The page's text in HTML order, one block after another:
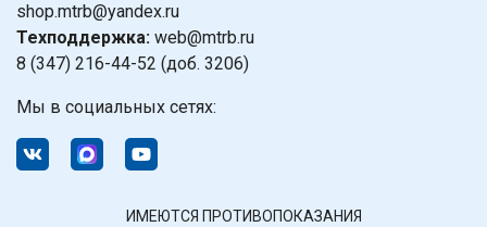
shop.mtrb@yandex.ru
Техподдержка: web@mtrb.ru
8 (347) 216-44-52 (доб. 3206)
Мы в социальных сетях:
ИМЕЮТСЯ ПРОТИВОПОКАЗАНИЯ